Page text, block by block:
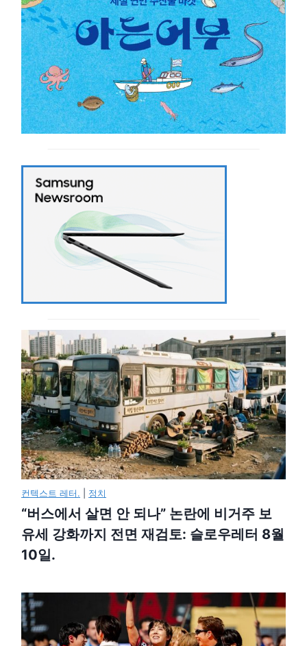
컨텍스트 레터. 정치
“버스에서 살면 안 되나” 논란에 비거주 보
유세 강화까지 전면 재검토: 슬로우레터 8월
10일.